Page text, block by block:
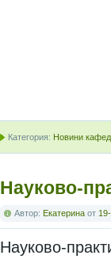
Категория: Новини
Науково-
Автор: Екатерина от
Науково-